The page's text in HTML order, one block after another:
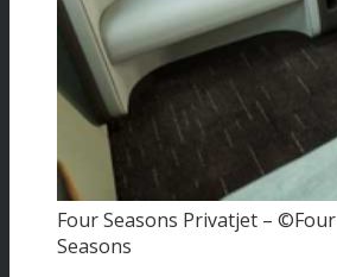
Four Seasons Privatjet – ©Four
Seasons